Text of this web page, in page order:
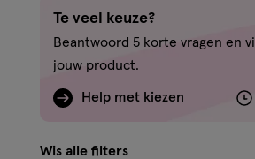
filters
Te veel keuze?
Beantwoord 5 korte vragen en
jouw product.
Help met kiezen
Wis alle filters